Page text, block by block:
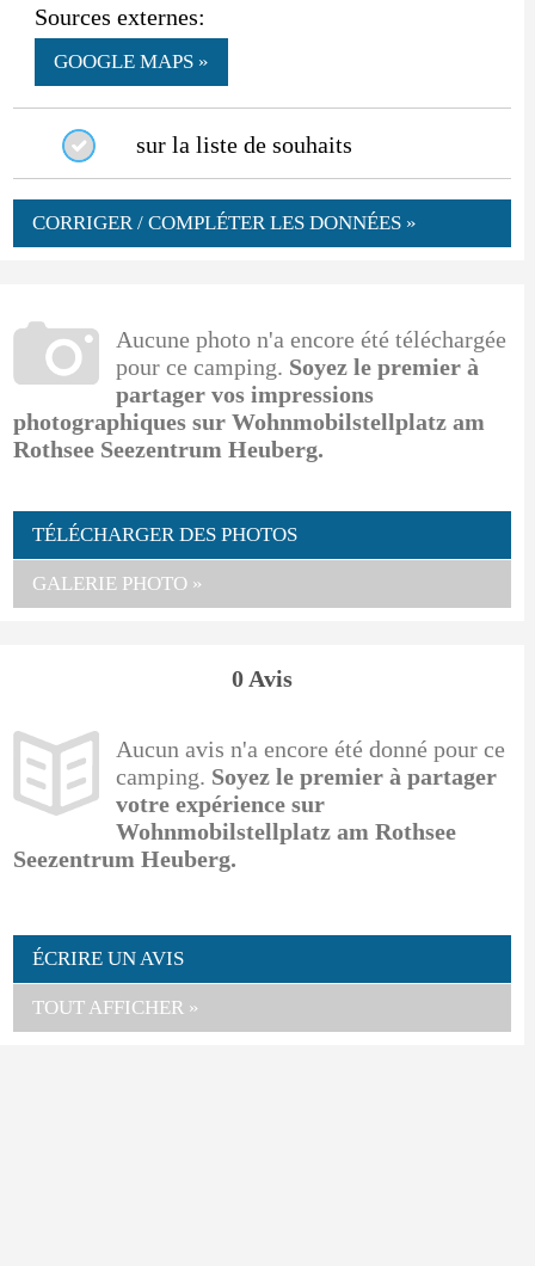
Sources externes:
GOOGLE MAPS »
sur la liste de souhaits
CORRIGER / COMPLÉTER LES DONNÉES »
Aucune photo n'a encore été téléchargée
pour ce camping. Soyez le premier à
partager vos impressions
photographiques sur Wohnmobilstellplatz am
Rothsee Seezentrum Heuberg.
TÉLÉCHARGER DES PHOTOS
GALERIE PHOTO »
0 Avis
Aucun avis n'a encore été donné pour ce
camping. Soyez le premier à partager
votre expérience sur
Wohnmobilstellplatz am Rothsee
Seezentrum Heuberg.
ÉCRIRE UN AVIS
TOUT AFFICHER »